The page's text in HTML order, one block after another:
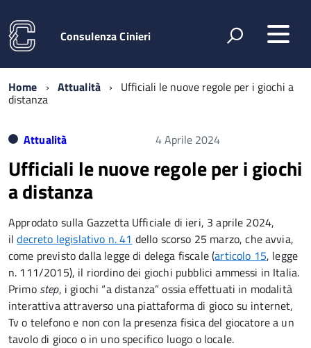
Consulenza Cinieri
Home Attualità Ufficiali le nuove regole per i giochi a
distanza
Attualità 4 Aprile 2024
Ufficiali le nuove regole per i giochi
a distanza
Approdato sulla Gazzetta Ufficiale di ieri, 3 aprile 2024,
ildecreto legislativo n. 41 dello scorso 25 marzo, che avvia,
come previsto dalla legge di delega fiscale (articolo 15, legge
n. 111/2015), il riordino dei giochi pubblici ammessi in Italia.
Primo step, i giochi “a distanza” ossia effettuati in modalità
interattiva attraverso una piattaforma di gioco su internet,
Tv o telefono e non con la presenza fisica del giocatore a un
tavolo di gioco o in uno specifico luogo o locale.